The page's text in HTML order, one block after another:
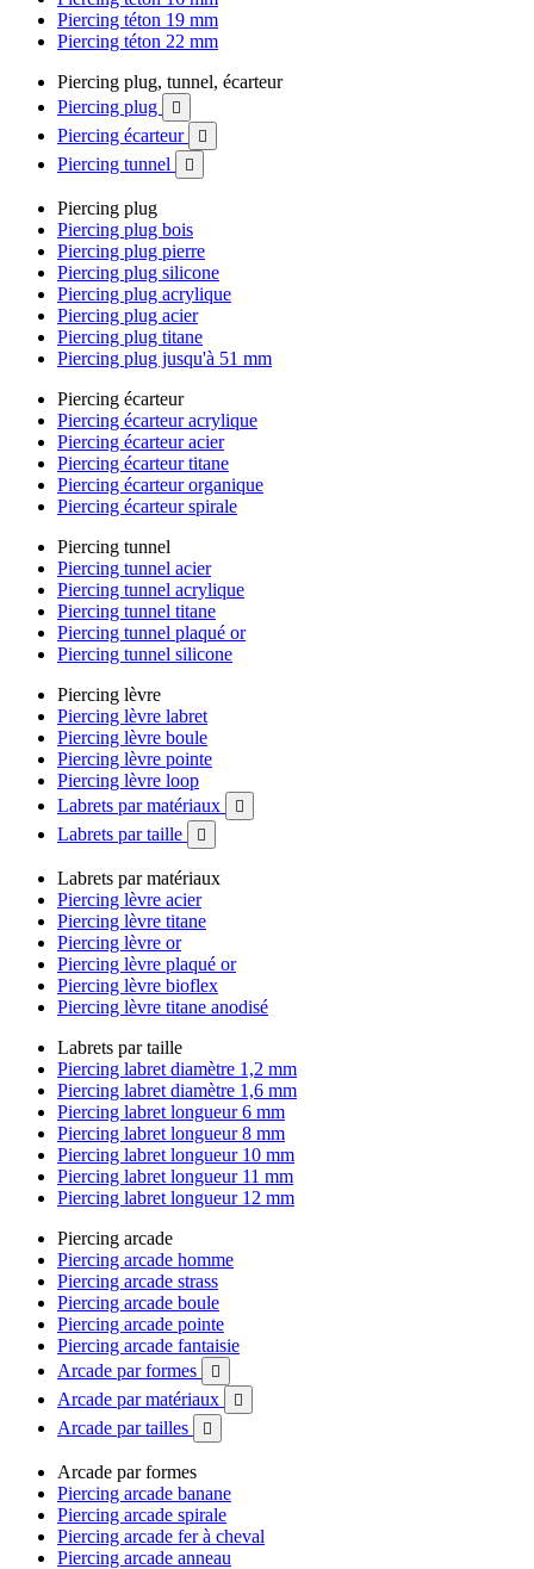
Piercing téton 19 mm
Piercing téton 22 mm
Piercing plug, tunnel, écarteur
Piercing plug

Piercing écarteur 
Piercing tunnel 
Piercing plug
Piercing plug bois
Piercing plug pierre
Piercing plug silicone
Piercing plug acrylique
Piercing plug acier
Piercing plug titane
Piercing plug jusqu'à 51 mm
Piercing écarteur
Piercing écarteur acrylique
Piercing écarteur acier
Piercing écarteur titane
Piercing écarteur organique
Piercing écarteur spirale
Piercing tunnel
Piercing tunnel acier
Piercing tunnel acrylique
Piercing tunnel titane
Piercing tunnel plaqué or
Piercing tunnel silicone
Piercing lèvre
Piercing lèvre labret
Piercing lèvre boule
Piercing lèvre pointe
Piercing lèvre loop
Labrets par matériaux

Labrets par taille 
Labrets par matériaux
Piercing lèvre acier
Piercing lèvre titane
Piercing lèvre or
Piercing lèvre plaqué or
Piercing lèvre bioflex
Piercing lèvre titane anodisé
Labrets par taille
Piercing labret diamètre 1,2 mm
Piercing labret diamètre 1,6 mm
Piercing labret longueur 6 mm
Piercing labret longueur 8 mm
Piercing labret longueur 10 mm
Piercing labret longueur 11 mm
Piercing labret longueur 12 mm
Piercing arcade
Piercing arcade homme
Piercing arcade strass
Piercing arcade boule
Piercing arcade pointe
Piercing arcade fantaisie
Arcade par formes

Arcade par matériaux 
Arcade par tailles 
Arcade par formes
Piercing arcade banane
Piercing arcade spirale
Piercing arcade fer à cheval
Piercing arcade anneau